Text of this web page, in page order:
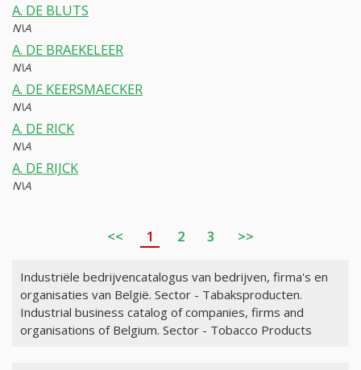
A. DE BLUTS
N\A
A. DE BRAEKELEER
N\A
A. DE KEERSMAECKER
N\A
A. DE RICK
N\A
A. DE RIJCK
N\A
<< 1 2 3 >>
Industriële bedrijvencatalogus van bedrijven, firma's en
organisaties van België. Sector - Tabaksproducten.
Industrial business catalog of companies, firms and
organisations of Belgium. Sector - Tobacco Products